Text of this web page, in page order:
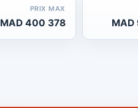
PRIX MAX
378 400 MAD